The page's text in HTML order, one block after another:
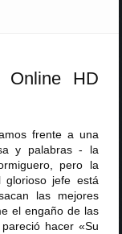
Online HD
frente a una
y palabras - la
pero la
jefe está
las mejores
el engaño de las
hacer «Su